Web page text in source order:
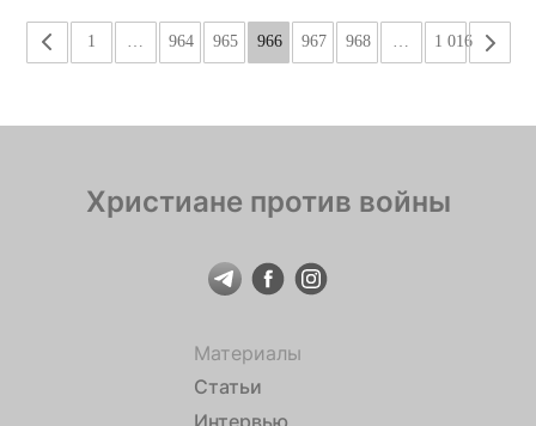
« 1 964 965 966 967 968 1 016 »
Христиане против войны
Материалы
Статьи